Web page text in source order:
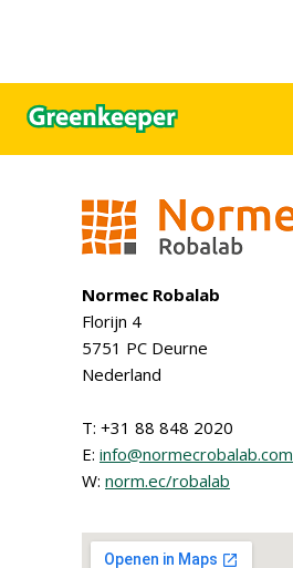
Normec Robalab
Florijn 4
5751 PC Deurne
Nederland
T: +31 88 848 2020
E: info@normecrobalab.com
W: norm.ec/robalab